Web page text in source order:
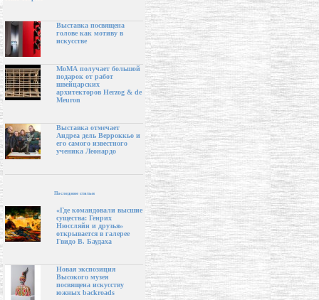
Выставка посвящена
голове как мотиву в
искусстве
МоМА получает большой
подарок от работ
швейцарских
архитекторов Herzog & de
Meuron
Выставка отмечает
Андреа дель Верроккьо и
его самого известного
ученика Леонардо
Последние статьи
«Где командовали высшие
существа: Генрих
Нюссляйн и друзья»
открывается в галерее
Гвидо В. Баудаха
Новая экспозиция
Высокого музея
посвящена искусству
южных backroads